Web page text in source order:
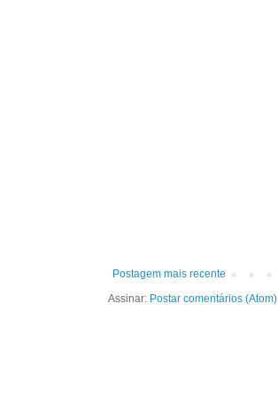
Postagem mais recente
Assinar: Postar comentários (Atom)